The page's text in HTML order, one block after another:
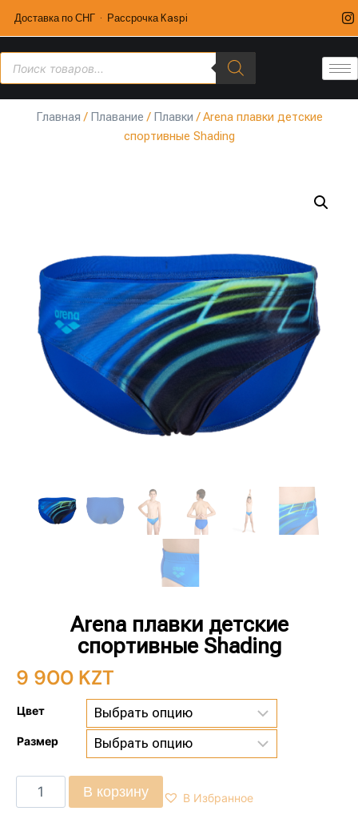
Доставка по СНГ · Рассрочка Kaspi
Главная / Плавание / Плавки / Arena плавки детские
спортивные Shading
Arena плавки детские
спортивные Shading
9 900 KZT
Цвет
Размер
В корзину В Избранное